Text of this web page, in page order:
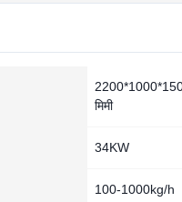
मिमी
34KW
100-1000kg/h